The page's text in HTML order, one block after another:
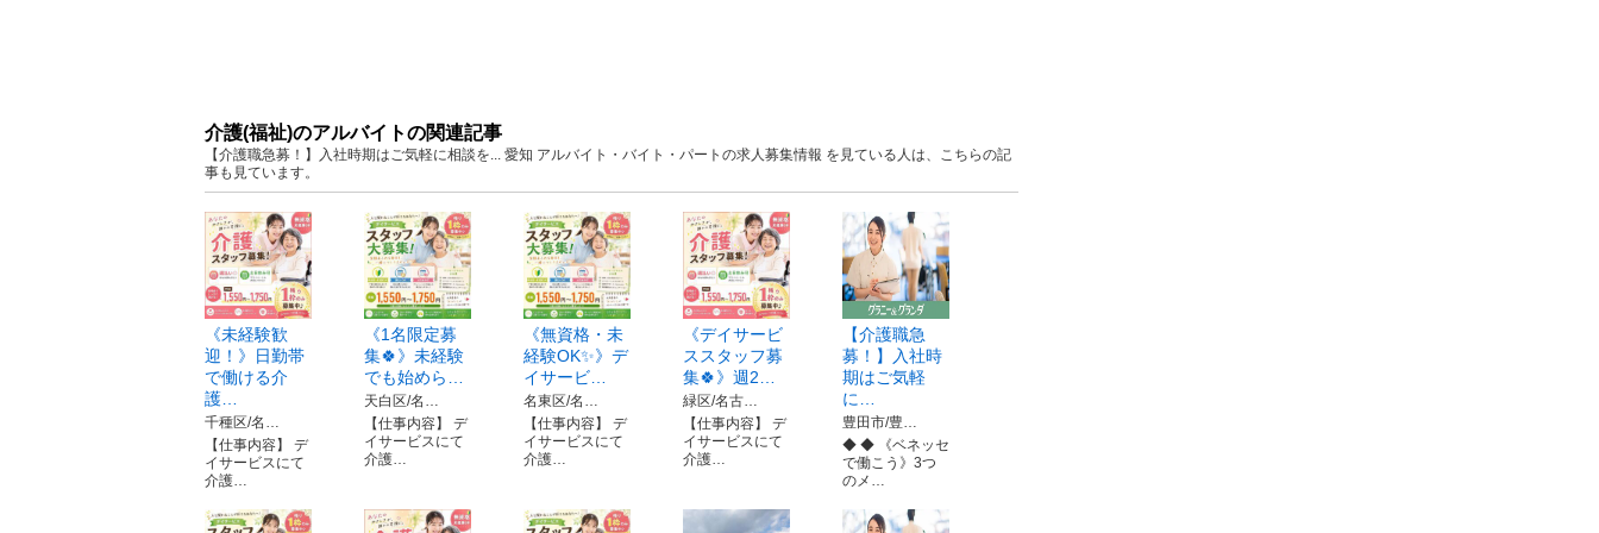
介護(福祉)のアルバイトの関連記事
【介護職急募！】入社時期はご気軽に相談を... 愛知 アルバイト・バイト・パートの求人募集情報 を見ている人は、こちらの記
事も見ています。
《未経験歓
迎！》日勤帯
で働ける介
護…
千種区/名…
【仕事内容】 デ
イサービスにて
介護…
《1名限定募
集🍀》未経験
でも始めら…
天白区/名…
【仕事内容】 デ
イサービスにて
介護…
《無資格・未
経験OK✨》デ
イサービ…
名東区/名…
【仕事内容】 デ
イサービスにて
介護…
《デイサービ
ススタッフ募
集🍀》週2…
緑区/名古…
【仕事内容】 デ
イサービスにて
介護…
【介護職急
募！】入社時
期はご気軽
に…
豊田市/豊…
◆ ◆ 《ベネッセ
で働こう》3つ
のメ…